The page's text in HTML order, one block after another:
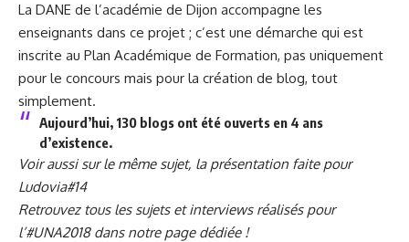
La DANE de l’académie de Dijon accompagne les
enseignants dans ce projet ; c’est une démarche qui est
inscrite au Plan Académique de Formation, pas uniquement
pour le concours mais pour la création de blog, tout
simplement.
Aujourd’hui, 130 blogs ont été ouverts en 4 ans
d’existence.
Voir aussi sur le même sujet, la présentation faite pour
Ludovia#14
Retrouvez tous les sujets et interviews réalisés pour
l’#UNA2018 dans notre page dédiée !